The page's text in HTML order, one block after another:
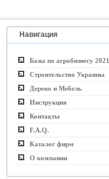
Навигация
Базы по агробизнесу 2021
Строительство Украины
Дерево и Мебель
Инструкция
Контакты
F.A.Q.
Каталог фирм
О компании